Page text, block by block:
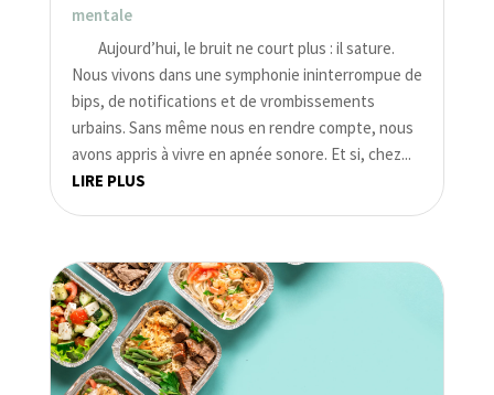
mentale
Aujourd’hui, le bruit ne court plus : il sature.
Nous vivons dans une symphonie ininterrompue de
bips, de notifications et de vrombissements
urbains. Sans même nous en rendre compte, nous
avons appris à vivre en apnée sonore. Et si, chez...
LIRE PLUS